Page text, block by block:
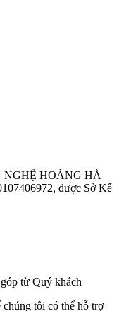
HOÀNG HÀ
được Sở Kế
từ Quý khách
tôi có thể hỗ trợ